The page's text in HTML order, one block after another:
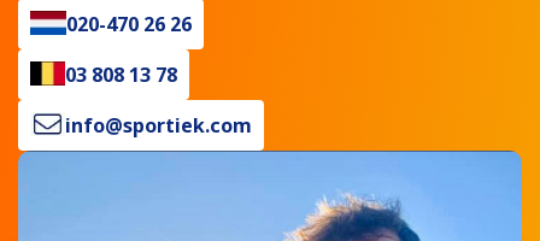
020-470 26 26
03 808 13 78
info@sportiek.com